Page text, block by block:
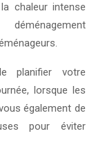
chaleur intense
planifier votre
lorsque les
également de
pour éviter